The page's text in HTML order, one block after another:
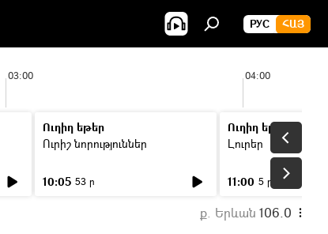
РУС ՀԱՅ
03:00 04:00
Ուղիղ եթեր
Ուրիշ նորություններ
10:05 53 ր
Ուղիղ եթեր
Լուրեր
11:00 5 ր
ք. Երևան 106.0